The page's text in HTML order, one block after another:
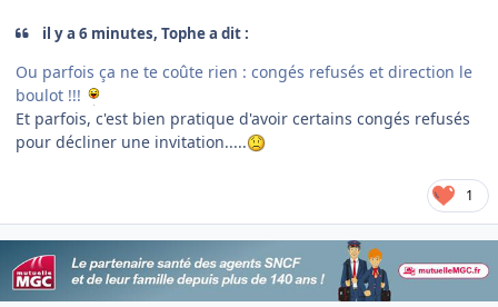
il y a 6 minutes, Tophe a dit :
Ou parfois ça ne te coûte rien : congés refusés et direction le
boulot !!!
Et parfois, c'est bien pratique d'avoir certains congés refusés
pour décliner une invitation.....
1